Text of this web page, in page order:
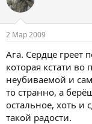
2 Мар 2009
Ага. Сердце греет
которая кстати во
неубиваемой и
то странно, а
остальное, хоть и
такой радости.